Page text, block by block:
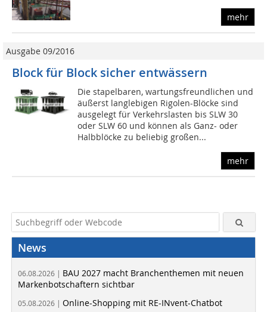
mehr
Ausgabe 09/2016
Block für Block sicher entwässern
Die stapelbaren, wartungsfreundlichen und
äußerst langlebigen Rigolen-­Blöcke sind
ausgelegt für Verkehrslasten bis SLW 30
oder SLW 60 und können als Ganz-­ oder
Halbblöcke zu beliebig großen...
mehr
News
06.08.2026 | BAU 2027 macht Branchenthemen mit neuen
Markenbotschaftern sichtbar
05.08.2026 | Online-Shopping mit RE-INvent-Chatbot